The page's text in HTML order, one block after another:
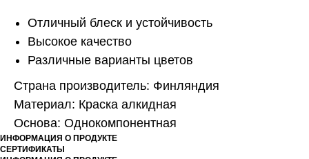
Отличный блеск и устойчивость
Высокое качество
Различные варианты цветов
Страна производитель: Финляндия
Материал: Краска алкидная
Основа: Однокомпонентная
ИНФОРМАЦИЯ О ПРОДУКТЕ
СЕРТИФИКАТЫ